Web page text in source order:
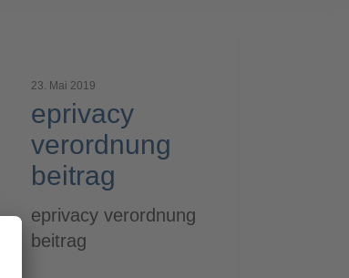
23. Mai 2019
eprivacy
verordnung
beitrag
eprivacy verordnung
beitrag